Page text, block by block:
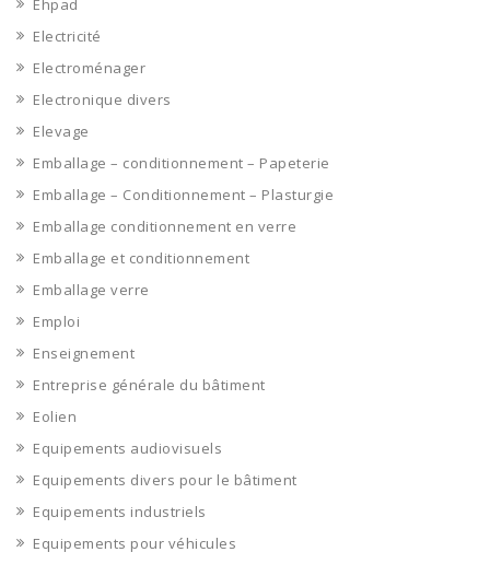
Ehpad
Electricité
Electroménager
Electronique divers
Elevage
Emballage – conditionnement – Papeterie
Emballage – Conditionnement – Plasturgie
Emballage conditionnement en verre
Emballage et conditionnement
Emballage verre
Emploi
Enseignement
Entreprise générale du bâtiment
Eolien
Equipements audiovisuels
Equipements divers pour le bâtiment
Equipements industriels
Equipements pour véhicules